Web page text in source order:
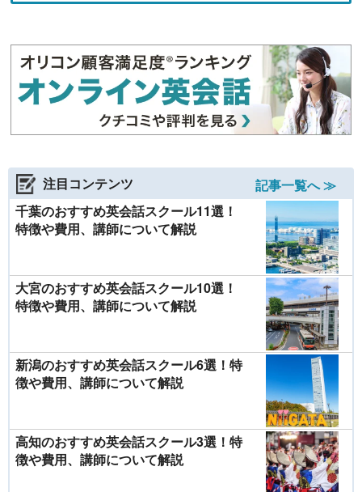
注目コンテンツ
記事一覧へ ≫
千葉のおすすめ英会話スクール11選！
特徴や費用、講師について解説
大宮のおすすめ英会話スクール10選！
特徴や費用、講師について解説
新潟のおすすめ英会話スクール6選！特
徴や費用、講師について解説
高知のおすすめ英会話スクール3選！特
徴や費用、講師について解説